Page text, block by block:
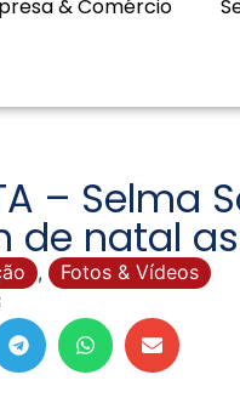
& Comércio
–
de natal
, Fotos & Vídeos